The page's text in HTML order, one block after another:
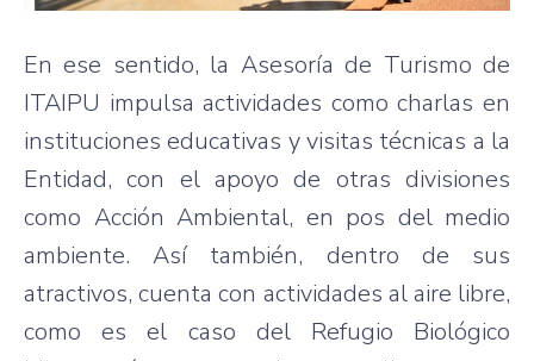
En ese sentido, la Asesoría de Turismo de
ITAIPU impulsa actividades como charlas en
instituciones educativas y visitas técnicas a la
Entidad, con el apoyo de otras divisiones
como Acción Ambiental, en pos del medio
ambiente. Así también, dentro de sus
atractivos, cuenta con actividades al aire libre,
como es el caso del Refugio Biológico